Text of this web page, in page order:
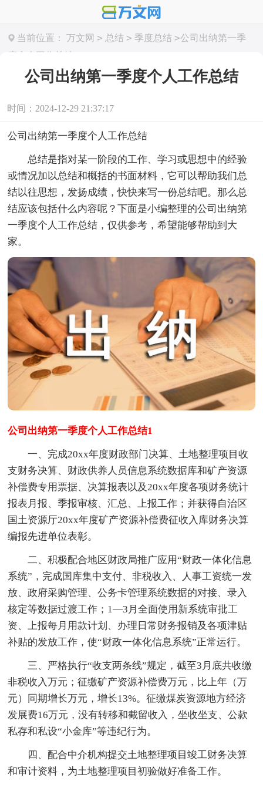
当前位置： 万文网 > 总结 > 季度总结 >公司出纳第一季
度个人工作总结
公司出纳第一季度个人工作总结
时间：2024-12-29 21:37:17
公司出纳第一季度个人工作总结
总结是指对某一阶段的工作、学习或思想中的经验
或情况加以总结和概括的书面材料，它可以帮助我们总
结以往思想，发扬成绩，快快来写一份总结吧。那么总
结应该包括什么内容呢？下面是小编整理的公司出纳第
一季度个人工作总结，仅供参考，希望能够帮助到大
家。
公司出纳第一季度个人工作总结1
一、完成20xx年度财政部门决算、土地整理项目收
支财务决算、财政供养人员信息系统数据库和矿产资源
补偿费专用票据、决算报表以及20xx年度各项财务统计
报表月报、季报审核、汇总、上报工作；并获得自治区
国土资源厅20xx年度矿产资源补偿费征收入库财务决算
编报先进单位表彰。
二、积极配合地区财政局推广应用“财政一体化信息
系统”，完成国库集中支付、非税收入、人事工资统一发
放、政府采购管理、公务卡管理系统数据的对接、录入
核定等数据过渡工作；1—3月全面使用新系统审批工
资、上报每月用款计划、办理日常财务报销及各项津贴
补贴的发放工作，使“财政一体化信息系统”正常运行。
三、严格执行“收支两条线”规定，截至3月底共收缴
非税收入万元；征缴矿产资源补偿费万元，比上年（万
元）同期增长万元，增长13%。征缴煤炭资源地方经济
发展费16万元，没有转移和截留收入，坐收坐支、公款
私存和私设“小金库”等违纪行为。
四、配合中介机构提交土地整理项目竣工财务决算
和审计资料，为土地整理项目初验做好准备工作。